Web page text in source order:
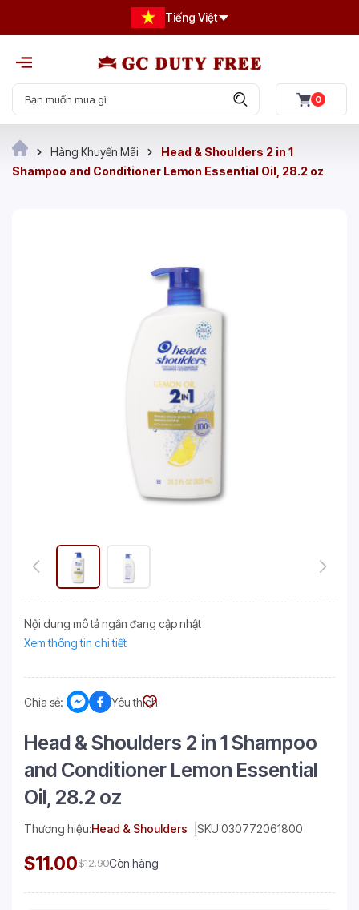
Tiếng Việt
0
Hàng Khuyến Mãi
Head & Shoulders 2 in 1
Shampoo and Conditioner Lemon Essential Oil, 28.2 oz
Nội dung mô tả ngắn đang cập nhật
Xem thông tin chi tiết
Chia sẻ: Yêu thích
Head & Shoulders 2 in 1 Shampoo
and Conditioner Lemon Essential
Oil, 28.2 oz
Thương hiệu:Head & Shoulders SKU:030772061800
$11.00$12.90Còn hàng